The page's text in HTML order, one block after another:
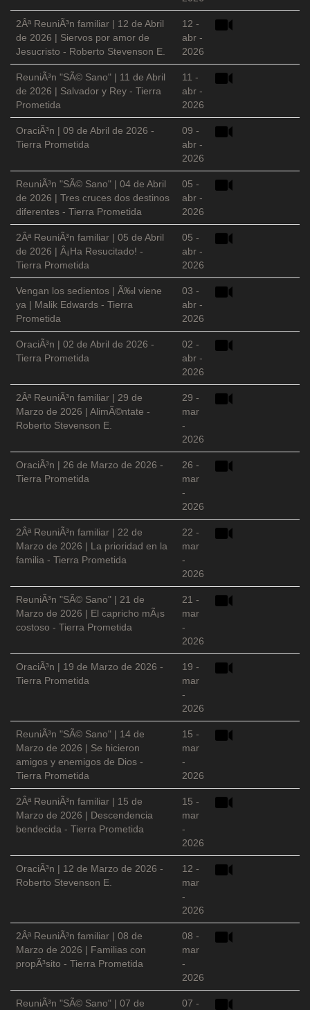
2Âª ReuniÃ³n familiar | 12 de Abril
de 2026 | Siervos por amor de
Jesucristo - Roberto Stevenson E.
12 -
abr -
2026
ReuniÃ³n "SÃ© Sano" | 11 de Abril
de 2026 | Salvador y Rey - Tierra
Prometida
11 -
abr -
2026
OraciÃ³n | 09 de Abril de 2026 -
Tierra Prometida
09 -
abr -
2026
ReuniÃ³n "SÃ© Sano" | 04 de Abril
de 2026 | Tres cruces dos destinos
diferentes - Tierra Prometida
05 -
abr -
2026
2Âª ReuniÃ³n familiar | 05 de Abril
de 2026 | Â¡Ha Resucitado! -
Tierra Prometida
05 -
abr -
2026
Vengan los sedientos | Ã‰l viene
ya | Malik Edwards - Tierra
Prometida
03 -
abr -
2026
OraciÃ³n | 02 de Abril de 2026 -
Tierra Prometida
02 -
abr -
2026
2Âª ReuniÃ³n familiar | 29 de
Marzo de 2026 | AlimÃ©ntate -
Roberto Stevenson E.
29 -
mar
-
2026
OraciÃ³n | 26 de Marzo de 2026 -
Tierra Prometida
26 -
mar
-
2026
2Âª ReuniÃ³n familiar | 22 de
Marzo de 2026 | La prioridad en la
familia - Tierra Prometida
22 -
mar
-
2026
ReuniÃ³n "SÃ© Sano" | 21 de
Marzo de 2026 | El capricho mÃ¡s
costoso - Tierra Prometida
21 -
mar
-
2026
OraciÃ³n | 19 de Marzo de 2026 -
Tierra Prometida
19 -
mar
-
2026
ReuniÃ³n "SÃ© Sano" | 14 de
Marzo de 2026 | Se hicieron
amigos y enemigos de Dios -
Tierra Prometida
15 -
mar
-
2026
2Âª ReuniÃ³n familiar | 15 de
Marzo de 2026 | Descendencia
bendecida - Tierra Prometida
15 -
mar
-
2026
OraciÃ³n | 12 de Marzo de 2026 -
Roberto Stevenson E.
12 -
mar
-
2026
2Âª ReuniÃ³n familiar | 08 de
Marzo de 2026 | Familias con
propÃ³sito - Tierra Prometida
08 -
mar
-
2026
ReuniÃ³n "SÃ© Sano" | 07 de
07 -